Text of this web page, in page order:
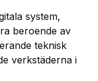
system,
beroende av
teknisk
verkstäderna i